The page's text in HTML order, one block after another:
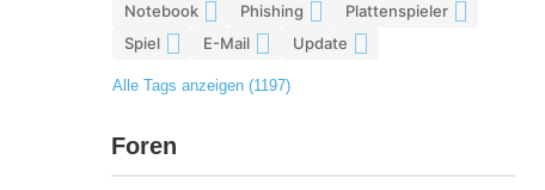
Notebook Phishing Plattenspieler
Spiel E-Mail Update
Alle Tags anzeigen (1197)
Foren